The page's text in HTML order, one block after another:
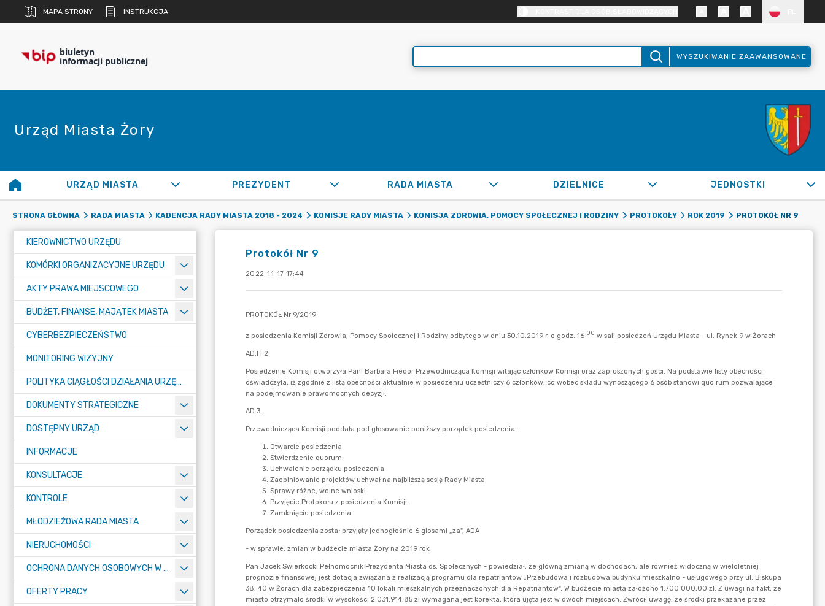
MAPA STRONY INSTRUKCJA
biuletyn
informacji publicznej WYSZUKIWANIE ZAAWANSOWANE
Urząd Miasta Żory
URZĄD MIASTA PREZYDENT RADA MIASTA DZIELNICE JEDNOSTKI
STRONA GŁÓWNA RADA MIASTA KADENCJA RADY MIASTA 2018 - 2024 KOMISJE RADY MIASTA KOMISJA ZDROWIA, POMOCY SPOŁECZNEJ I RODZINY PROTOKOŁY ROK 2019 PROTOKÓŁ NR 9
KIEROWNICTWO URZĘDU
KOMÓRKI ORGANIZACYJNE URZĘDU
AKTY PRAWA MIEJSCOWEGO
BUDŻET, FINANSE, MAJĄTEK MIASTA
CYBERBEZPIECZEŃSTWO
MONITORING WIZYJNY
POLITYKA CIĄGŁOŚCI DZIAŁANIA URZĘDU MIASTA ŻORY
DOKUMENTY STRATEGICZNE
DOSTĘPNY URZĄD
INFORMACJE
KONSULTACJE
KONTROLE
MŁODZIEŻOWA RADA MIASTA
NIERUCHOMOŚCI
OCHRONA DANYCH OSOBOWYCH W URZĘDZIE MIASTA ŻORY - RODO
OFERTY PRACY
Protokół Nr 9
2022-11-17 17:44